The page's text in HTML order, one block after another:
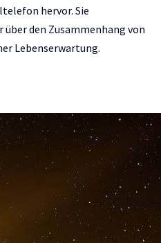
hervor. Sie
den Zusammenhang von
Lebenserwartung.